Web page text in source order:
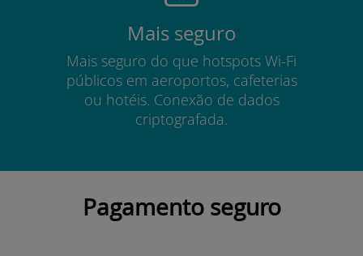
Mais seguro
Mais seguro do que hotspots Wi-Fi
públicos em aeroportos, cafeterias
ou hotéis. Conexão de dados
criptografada.
Pagamento seguro